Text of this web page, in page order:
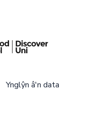
Ynglŷn â'n data